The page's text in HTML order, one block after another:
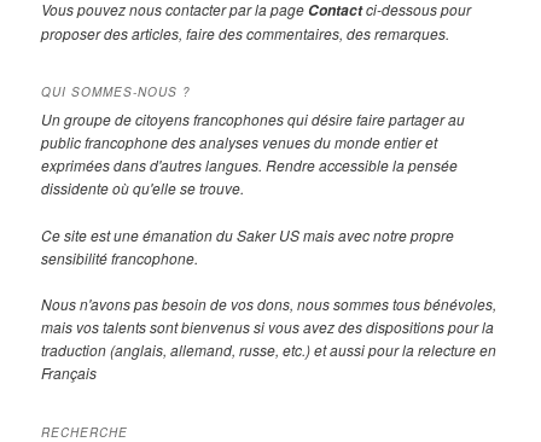
Vous pouvez nous contacter par la page Contactci-dessous pour
proposer des articles, faire des commentaires, des remarques.
QUI SOMMES-NOUS ?
Un groupe de citoyens francophones qui désire faire partager au
public francophone des analyses venues du monde entier et
exprimées dans d'autres langues. Rendre accessible la pensée
dissidente où qu'elle se trouve.
Ce site est une émanation du Saker US mais avec notre propre
sensibilité francophone.
Nous n'avons pas besoin de vos dons, nous sommes tous bénévoles,
mais vos talents sont bienvenus si vous avez des dispositions pour la
traduction (anglais, allemand, russe, etc.) et aussi pour la relecture en
Français
RECHERCHE